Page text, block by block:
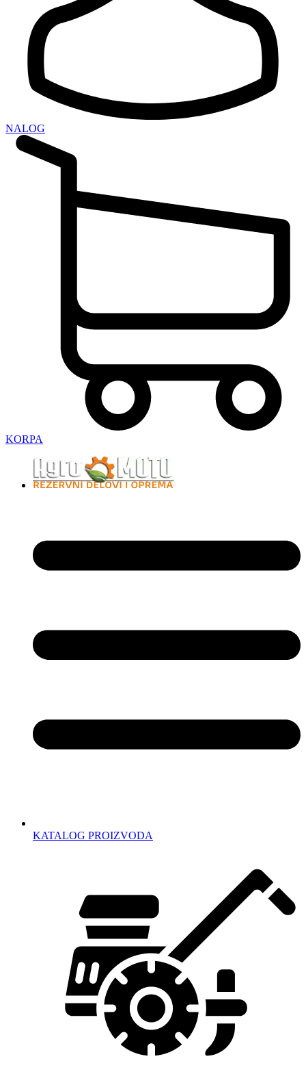
NALOG
KORPA
KATALOG PROIZVODA